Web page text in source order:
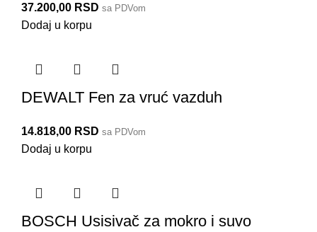
37.200,00 RSD sa PDVom
Dodaj u korpu
DEWALT Fen za vruć vazduh
14.818,00 RSD sa PDVom
Dodaj u korpu
BOSCH Usisivač za mokro i suvo